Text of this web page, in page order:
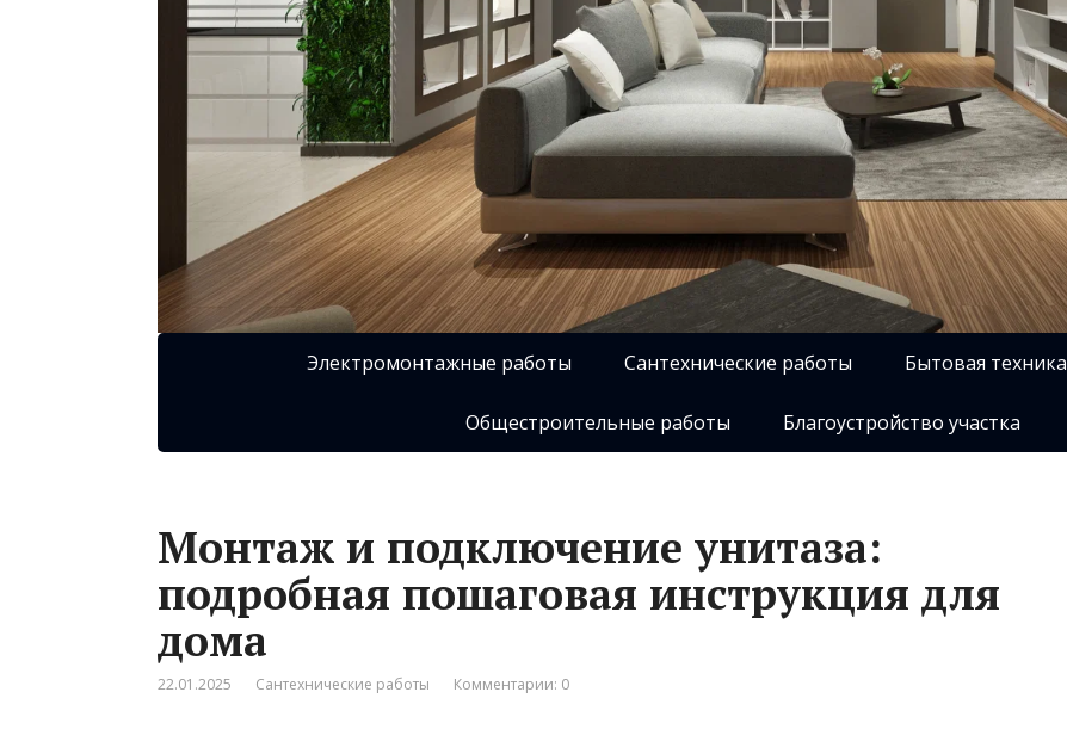
Электромонтажные работы Сантехнические работы Бытовая техника
Общестроительные работы Благоустройство участка
Монтаж и подключение унитаза:
подробная пошаговая инструкция для
дома
22.01.2025 Сантехнические работы Комментарии: 0